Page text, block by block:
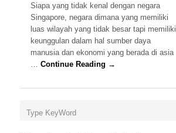
Siapa yang tidak kenal dengan negara
Singapore, negara dimana yang memiliki
luas wilayah yang tidak besar tapi memiliki
keunggulan dalam hal sumber daya
manusia dan ekonomi yang berada di asia
…Continue Reading →